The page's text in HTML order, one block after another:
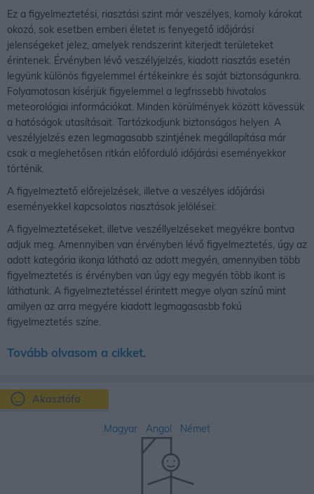
Akasztófa
Magyar Angol Német
Ez a figyelmeztetési, riasztási szint már veszélyes, komoly károkat
okozó, sok esetben emberi életet is fenyegető időjárási
jelenségeket jelez, amelyek rendszerint kiterjedt területeket
érintenek. Érvényben lévő veszélyjelzés, kiadott riasztás esetén
legyünk különös figyelemmel értékeinkre és saját biztonságunkra.
Folyamatosan kísérjük figyelemmel a legfrissebb hivatalos
meteorológiai információkat. Minden körülmények között kövessük
a hatóságok utasításait. Tartózkodjunk biztonságos helyen. A
veszélyjelzés ezen legmagasabb szintjének megállapítása már
csak a meglehetősen ritkán előforduló időjárási eseményekkor
történik.
A figyelmeztető előrejelzések, illetve a veszélyes időjárási
eseményekkel kapcsolatos riasztások jelölései:
A figyelmeztetéseket, illetve veszéllyelzéseket megyékre bontva
adjuk meg. Amennyiben van érvényben lévő figyelmeztetés, úgy az
adott kategória ikonja látható az adott megyén, amennyiben több
figyelmeztetés is érvényben van úgy egy megyén több ikont is
láthatunk. A figyelmeztetéssel érintett megye olyan színű mint
amilyen az arra megyére kiadott legmagasasbb fokú
figyelmeztetés színe.
Tovább olvasom a cikket.